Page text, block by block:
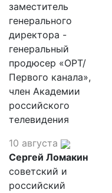
заместитель
генерального
директора -
генеральный
продюсер «ОРТ/
Первого канала»,
член Академии
российского
телевидения
10 августа
Сергей Ломакин
советский и
российский